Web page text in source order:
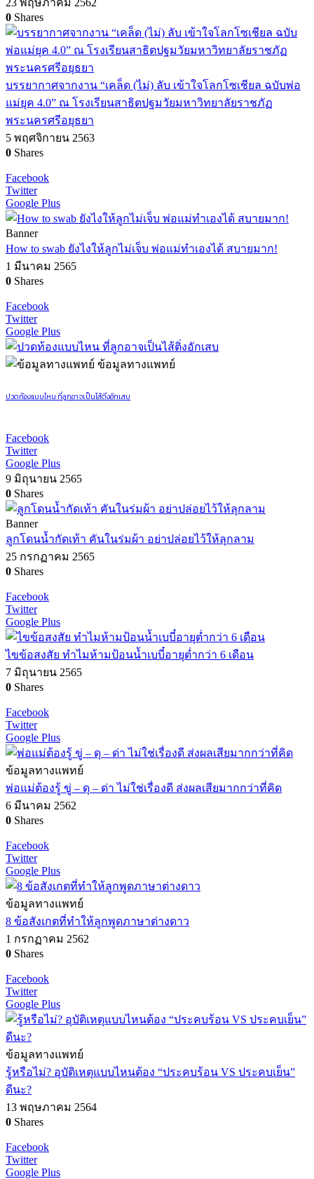
23 พฤษภาคม 2562
0 Shares
บรรยากาศจากงาน “เคล็ด (ไม่) ลับ เข้าใจโลกโซเชียล ฉบับพ่อ
แม่ยุค 4.0” ณ โรงเรียนสาธิตปฐมวัยมหาวิทยาลัยราชภัฏ
พระนครศรีอยุธยา
5 พฤศจิกายน 2563
0 Shares
Facebook
Twitter
Google Plus
Banner
How to swab ยังไงให้ลูกไม่เจ็บ พ่อแม่ทำเองได้ สบายมาก!
1 มีนาคม 2565
0 Shares
Facebook
Twitter
Google Plus
ข้อมูลทางแพทย์
ปวดท้องแบบไหน ที่ลูกอาจเป็นไส้ติ่งอักเสบ
Facebook
Twitter
Google Plus
9 มิถุนายน 2565
0 Shares
Banner
ลูกโดนน้ำกัดเท้า คันในร่มผ้า อย่าปล่อยไว้ให้ลุกลาม
25 กรกฏาคม 2565
0 Shares
Facebook
Twitter
Google Plus
ไขข้อสงสัย ทำไมห้ามป้อนน้ำเบบี๋อายุต่ำกว่า 6 เดือน
7 มิถุนายน 2565
0 Shares
Facebook
Twitter
Google Plus
ข้อมูลทางแพทย์
พ่อแม่ต้องรู้ ขู่ – ดุ – ด่า ไม่ใช่เรื่องดี ส่งผลเสียมากกว่าที่คิด
6 มีนาคม 2562
0 Shares
Facebook
Twitter
Google Plus
ข้อมูลทางแพทย์
8 ข้อสังเกตที่ทำให้ลูกพูดภาษาต่างดาว
1 กรกฏาคม 2562
0 Shares
Facebook
Twitter
Google Plus
ข้อมูลทางแพทย์
รู้หรือไม่? อุบัติเหตุแบบไหนต้อง “ประคบร้อน VS ประคบเย็น”
ดีนะ?
13 พฤษภาคม 2564
0 Shares
Facebook
Twitter
Google Plus